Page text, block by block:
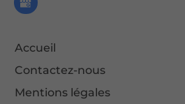
Accueil
Contactez-nous
Mentions légales